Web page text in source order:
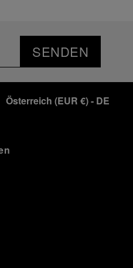
SENDEN
Österreich (EUR €)- DE